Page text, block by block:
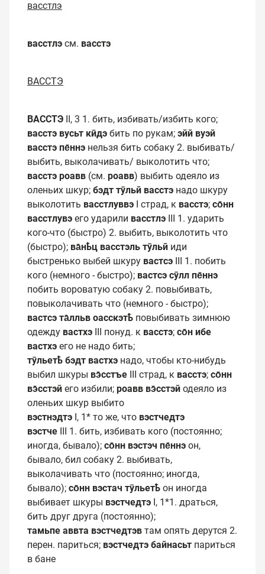
васстлэ
васстлэ см. васстэ
ВАССТЭ
ВАССТЭ II, 3 1. бить, избивать/избить кого;
васстэ вусьт кӣдэ бить по рукам; эйй вуэй
васстэ пе̄ннэ нельзя бить собаку 2. выбивать/
выбить, выколачивать/ выколотить что;
васстэ роавв (см. роавв) выбить одеяло из
оленьих шкур; бэдт тӯльй васстэ надо шкуру
выколотить васстлуввэ I страд, к васстэ; со̄нн
васстлувэ его ударили васстлэ III 1. ударить
кого-что (быстро) 2. выбить, выколотить что
(быстро); ва̄нҍц васстэль тӯльй иди
быстренько выбей шкуру вастсэ III 1. побить
кого (немного - быстро); вастсэ сӯлл пе̄ннэ
побить вороватую собаку 2. повыбивать,
повыколачивать что (немного - быстро);
вастсэ та̄лльв оасскэтҍ повыбивать зимнюю
одежду вастхэ III понуд. к васстэ; со̄н ибе
вастхэ его не надо бить;
тӯльетҍ бэдт вастхэ надо, чтобы кто-нибудь
выбил шкуры вэ̄сстъе III страд, к васстэ; со̄нн
вэ̄сстэй его избили; роавв вэ̄сстэй одеяло из
оленьих шкур выбито
вэстнэдтэ I, 1* то же, что вэстчедтэ
вэстче III 1. бить, избивать кого (постоянно;
иногда, бывало); со̄нн вэстэч пе̄ннэ он,
бывало, бил собаку 2. выбивать,
выколачивать что (постоянно; иногда,
бывало); со̄нн вэстач тӯльетҍ он иногда
выбивает шкуры вэстчедтэ I, 1*1. драться,
бить друг друга (постоянно);
тамьпе аввта вэстчедтэв там опять дерутся 2.
перен. париться; вэстчедтэ байнасьт париться
в бане